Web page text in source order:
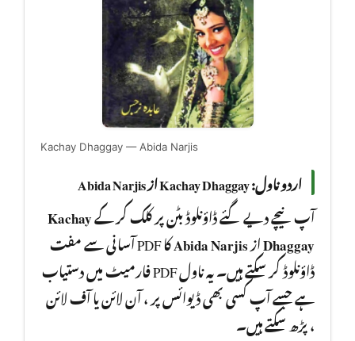
Kachay Dhaggay — Abida Narjis
اردو ناول: Kachay Dhaggay از Abida Narjis
آپ نیچے دیے گئے ڈاؤنلوڈ بٹن پر کلک کر کےKachay
DhaggayازAbida Narjis
کا PDF آسانی سے مفت
ڈاؤنلوڈ کر سکتے ہیں۔ یہ ناول PDF فارمیٹ میں دستیاب
ہے جسے آپ کسی بھی ڈیوائس پر ، آن لائن یا آف لائن
، پڑھ سکتے ہیں۔